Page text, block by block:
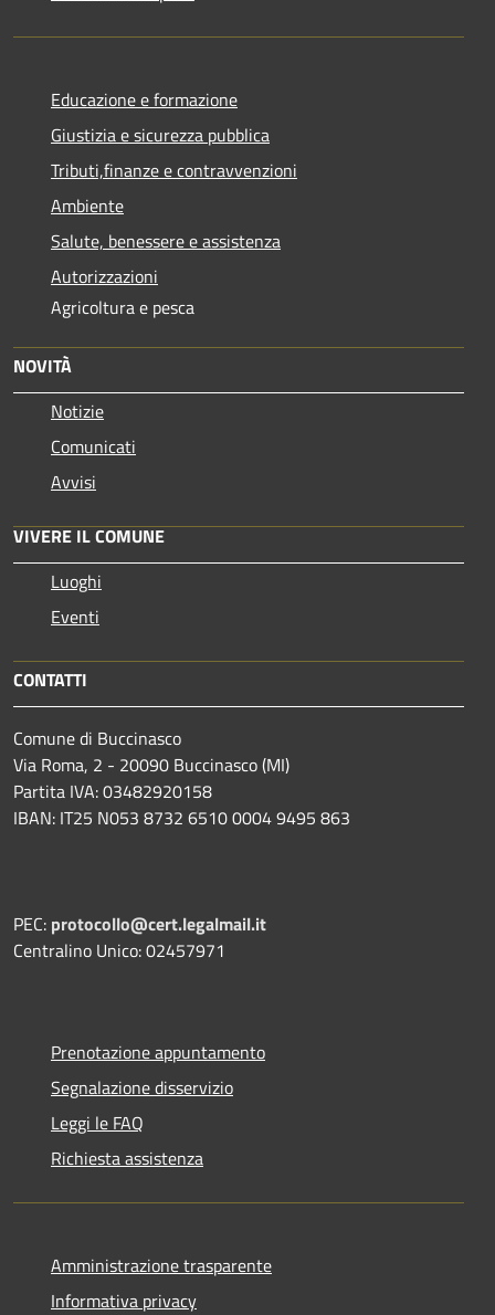
Educazione e formazione
Giustizia e sicurezza pubblica
Tributi,finanze e contravvenzioni
Ambiente
Salute, benessere e assistenza
Autorizzazioni
Agricoltura e pesca
NOVITÀ
Notizie
Comunicati
Avvisi
VIVERE IL COMUNE
Luoghi
Eventi
CONTATTI
Comune di Buccinasco
Via Roma, 2 - 20090 Buccinasco (MI)
Partita IVA: 03482920158
IBAN: IT25 N053 8732 6510 0004 9495 863
PEC: protocollo@cert.legalmail.it
Centralino Unico: 02457971
Prenotazione appuntamento
Segnalazione disservizio
Leggi le FAQ
Richiesta assistenza
Amministrazione trasparente
Informativa privacy